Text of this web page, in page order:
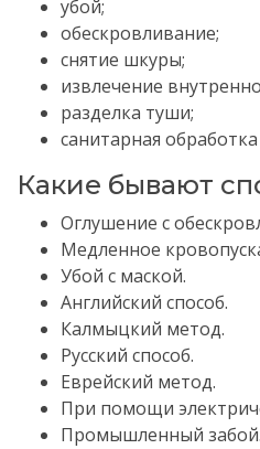
убой;
обескровливание;
снятие шкуры;
извлечение
разделка туши;
санитарная обработка
Какие бывают
Оглушение с
Медленное
Убой с маской.
Английский способ.
Калмыцкий метод.
Русский способ.
Еврейский метод.
При помощи
Промышленный забой.